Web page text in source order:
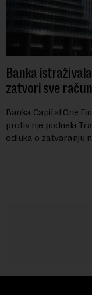
Banka
zatvori sve
Banka Capital One
protiv nje podnela
odluka o zatvaranju